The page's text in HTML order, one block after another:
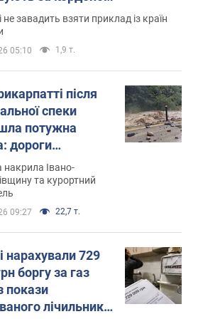
не завадить взяти приклад із країн
05:10 1,9 т.
після
спеки
потужна
дороги
на
Відео
накрила Івано-
та курортний
09:27 22,7 т.
нарахували 729
боргу за газ
покази
лічильника: